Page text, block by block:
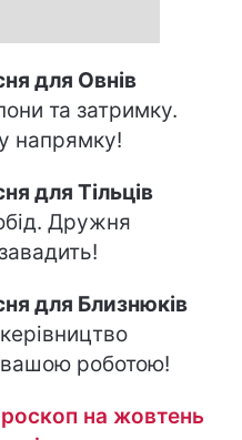
для Овнів
та затримку.
напрямку!
для Тільців
Дружня
для Близнюків
роботою!
на жовтень